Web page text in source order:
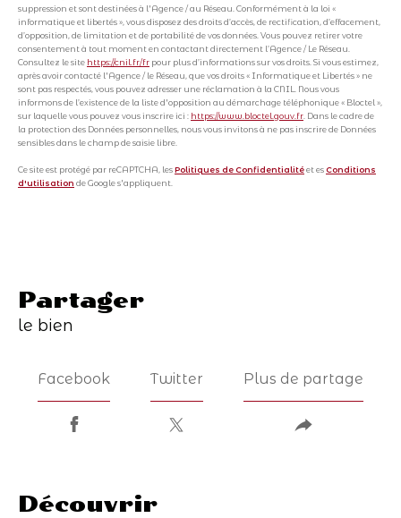
suppression et sont destinées à l'Agence / au Réseau. Conformément à la loi «
informatique et libertés », vous disposez des droits d’accès, de rectification, d’effacement,
d’opposition, de limitation et de portabilité de vos données. Vous pouvez retirer votre
consentement à tout moment en contactant directement l’Agence / Le Réseau.
Consultez le site https://cnil.fr/fr pour plus d’informations sur vos droits. Si vous estimez,
après avoir contacté l'Agence / le Réseau, que vos droits « Informatique et Libertés » ne
sont pas respectés, vous pouvez adresser une réclamation à la CNIL. Nous vous
informons de l’existence de la liste d'opposition au démarchage téléphonique « Bloctel »,
sur laquelle vous pouvez vous inscrire ici : https://www.bloctel.gouv.fr . Dans le cadre de
la protection des Données personnelles, nous vous invitons à ne pas inscrire de Données
sensibles dans le champ de saisie libre.
Ce site est protégé par reCAPTCHA, lesPolitiques de Confidentialitéet es Conditions
d'utilisation de Google s'appliquent.
partager
le bien
Facebook Twitter Plus de partage
découvrir